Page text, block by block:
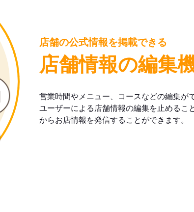
店舗の公式情報を掲載できる
店舗情報の編集
営業時間やメニュー、コースなどの編集が
ユーザーによる店舗情報の編集を止めるこ
からお店情報を発信することができます。